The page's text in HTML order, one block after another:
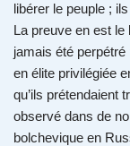
libérer le peuple ;
La preuve en est le
jamais été perpétré
en élite privilégiée
qu’ils prétendaient
observé dans de
bolchevique en